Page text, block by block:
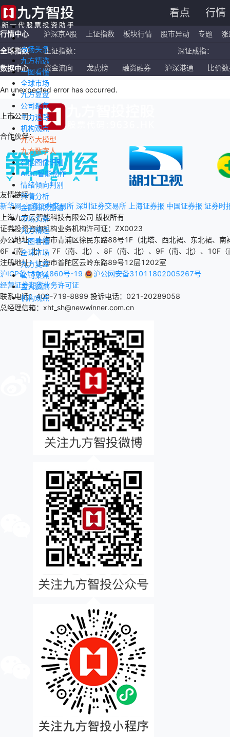
看点 行情
市场头条
九方精选
一图看懂
全球市场
九方复盘
公司聚焦
主力追踪
机构观点
九章大模型
九方数字人
智能图像识别
AIGC智能创作
情绪倾向判别
舆情分析
金融知识图谱
市场头条
九方精选
一图看懂
全球市场
九方复盘
公司聚焦
主力追踪
机构观点
行情中心 沪深京A股 上证指数 板块行情 股市异动 专题
涨
全球指数
上证指数：
深证成指：
恒生指数：
国企指数：
纳斯达克ETF：
数据中心 资金流向 龙虎榜 融资融券 沪深港通 比价
An unexpected error has occurred.
上市公司：
合作伙伴：
友情链接：
新华网 上海证券交易所 深圳证券交易所 上海证券报 中国证券报 证券时
上海九方云智能科技有限公司 版权所有
证券投资咨询机构业务机构许可证：ZX0023
办公地址：上海市青浦区徐民东路88号1F（北塔、西北裙、东北裙、
6F（南、北）、7F（南、北）、8F（南、北）、9F（南、北）、10F
注册地址：上海市普陀区云岭东路89号12层1202室
沪ICP备18014860号-19
沪公网安备31011802005267号
经营证券期货业务许可证
联系电话：400-719-8899 投诉电话：021-20289058
总经理信箱：xht_sh@newwinner.com.cn